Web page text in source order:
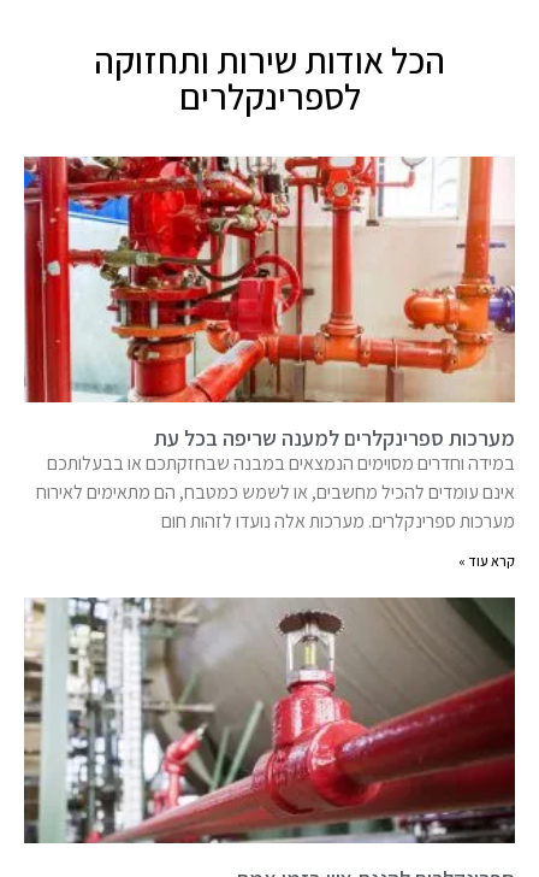
הכל אודות שירות ותחזוקה
לספרינקלרים
מערכות ספרינקלרים למענה שריפה בכל עת
במידה וחדרים מסוימים הנמצאים במבנה שבחזקתכם או בבעלותכם
אינם עומדים להכיל מחשבים, או לשמש כמטבח, הם מתאימים לאירוח
מערכות ספרינקלרים. מערכות אלה נועדו לזהות חום
קרא עוד »